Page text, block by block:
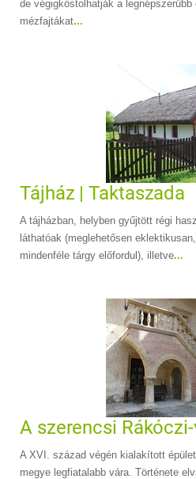
de végigkóstolhatják a legnépszerűbb
mézfajtákat...
Tájház | Taktaszada
A tájházban, helyben gyűjtött régi
láthatóak (meglehetősen
mindenféle tárgy előfordul), illetve...
A szerencsi
A XVI. század végén kialakított
megye legfiatalabb vára. Története